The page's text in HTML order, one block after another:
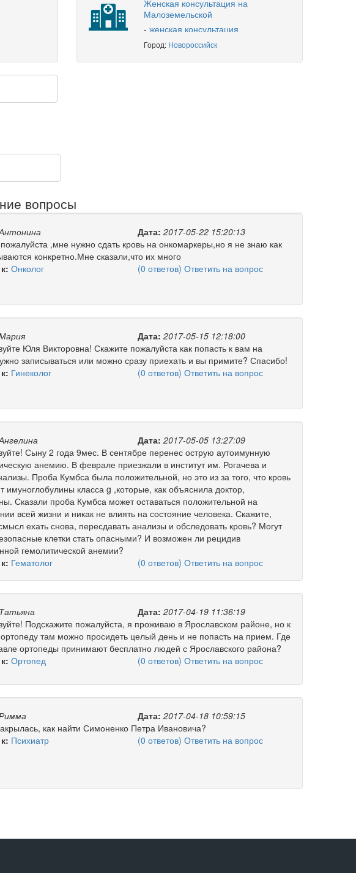
Женская консультация на
Малоземельской
- женская консультация
Город: Новороссийск
вопросы
Дата: 2017-05-22 15:20:13
,мне нужно сдать кровь на онкомаркеры,но я не знаю как
конкретно.Мне сказали,что их много
Онколог (0 ответов) Ответить на вопрос
Дата: 2017-05-15 12:18:00
Юля Викторовна! Скажите пожалуйста как попасть к вам на
записываться или можно сразу приехать и вы примите? Спасибо!
Гинеколог (0 ответов) Ответить на вопрос
Дата: 2017-05-05 13:27:09
Сыну 2 года 9мес. В сентябре перенес острую аутоимунную
анемию. В феврале приезжали в институт им. Рогачева и
Проба Кумбса была положительной, но это из за того, что кровь
имуноглобулины класса g ,которые, как объяснила доктор,
Сказали проба Кумбса может оставаться положительной на
всей жизни и никак не влиять на состояние человека. Скажите,
ехать снова, пересдавать анализы и обследовать кровь? Могут
клетки стать опасными? И возможен ли рецидив
гемолитической анемии?
Гематолог (0 ответов) Ответить на вопрос
Татьяна Дата: 2017-04-19 11:36:19
Подскажите пожалуйста, я проживаю в Ярославском районе, но к
там можно просидеть целый день и не попасть на прием. Где
ортопеды принимают бесплатно людей с Ярославского района?
Ортопед (0 ответов) Ответить на вопрос
Дата: 2017-04-18 10:59:15
как найти Симоненко Петра Ивановича?
Психиатр (0 ответов) Ответить на вопрос